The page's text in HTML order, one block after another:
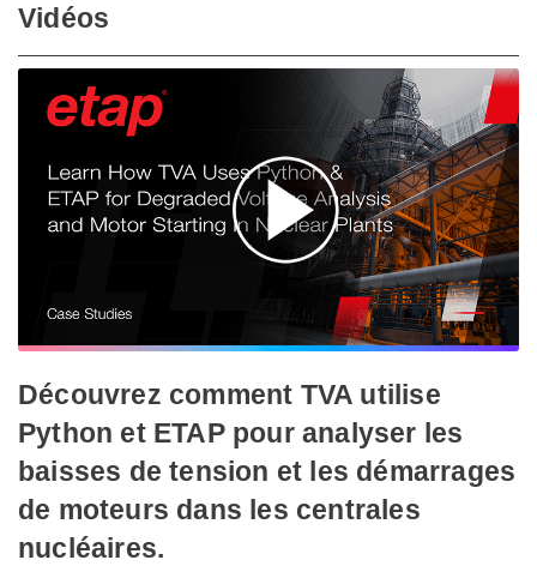
Vidéos
Découvrez comment TVA utilise
Python et ETAP pour analyser les
baisses de tension et les démarrages
de moteurs dans les centrales
nucléaires.